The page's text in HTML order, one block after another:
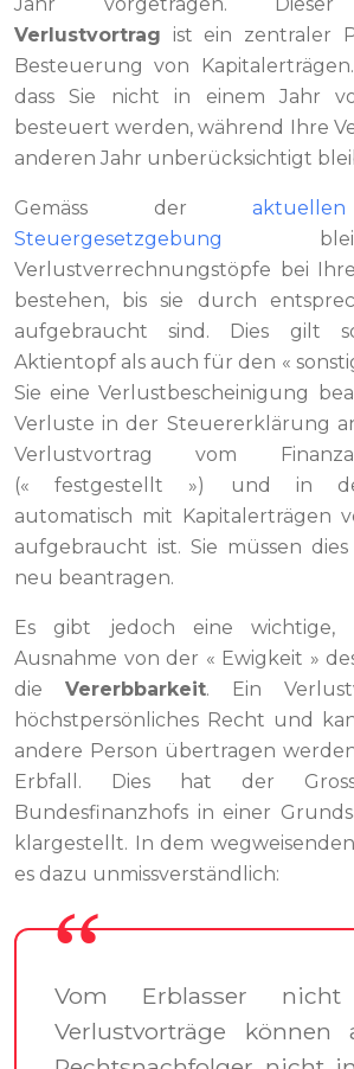
Verlustvortrag ist ein zentraler
Besteuerung von
dass Sie nicht in einem Jahr
besteuert werden, während Ihre
anderen Jahr unberücksichtigt
Gemäss der
Steuergesetzgebung
Verlustverrechnungstöpfe bei
bestehen, bis sie durch
aufgebraucht sind. Dies gilt
Aktientopf als auch für den «
Sie eine Verlustbescheinigung
Verluste in der Steuererklärung
Verlustvortrag vom
(« festgestellt ») und in
automatisch mit Kapitalerträgen
aufgebraucht ist. Sie müssen
neu beantragen.
Es gibt jedoch eine wichtige,
Ausnahme von der « Ewigkeit »
die Vererbbarkeit. Ein
höchstpersönliches Recht und
andere Person übertragen
Erbfall. Dies hat der
Bundesfinanzhofs in einer
klargestellt. In dem
es dazu unmissverständlich:
Vom Erblasser nicht
Verlustvorträge können